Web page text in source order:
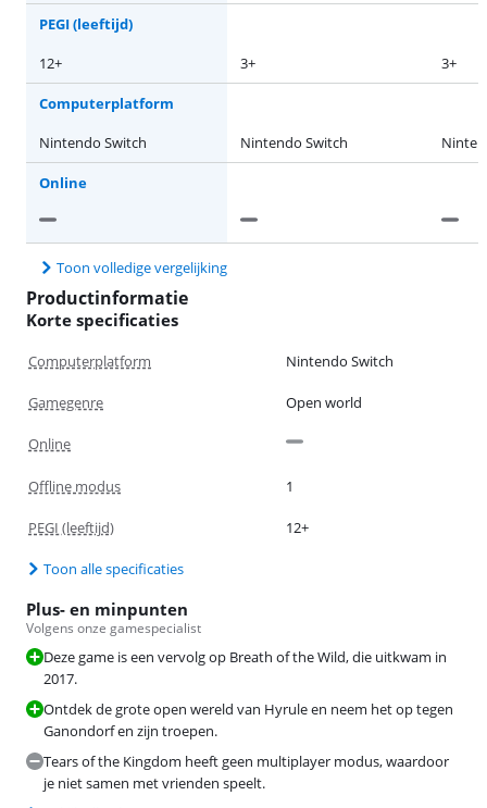
PEGI (leeftijd)
12+
3+ 3+
Computerplatform
Nintendo Switch
Nintendo Switch
Online
Toon volledige vergelijking
Productinformatie
Korte specificaties
Computerplatform Nintendo Switch
Gamegenre Open world
Online
Offline modus 1
PEGI (leeftijd) 12+
Toon alle specificaties
Plus- en minpunten
Volgens onze gamespecialist
Deze game is een vervolg op Breath of the Wild, die uitkwam in
2017.
Ontdek de grote open wereld van Hyrule en neem het op tegen
Ganondorf en zijn troepen.
Tears of the Kingdom heeft geen multiplayer modus, waardoor
je niet samen met vrienden speelt.